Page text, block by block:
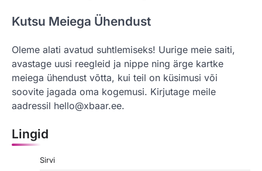
Kutsu Meiega Ühendust
Oleme alati avatud suhtlemiseks! Uurige meie saiti,
avastage uusi reegleid ja nippe ning ärge kartke
meiega ühendust võtta, kui teil on küsimusi või
soovite jagada oma kogemusi. Kirjutage meile
aadressil hello@xbaar.ee.
Lingid
Sirvi